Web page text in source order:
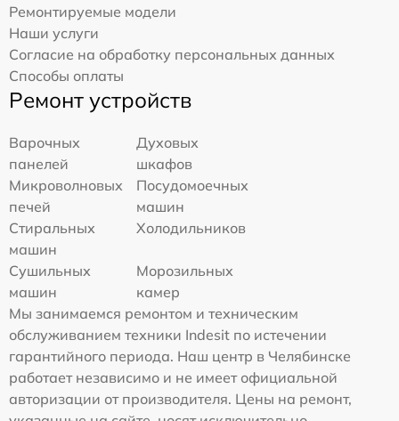
Ремонтируемые модели
Наши услуги
Согласие на обработку персональных данных
Способы оплаты
Ремонт устройств
Варочных
панелей
Духовых
шкафов
Микроволновых
печей
Посудомоечных
машин
Стиральных
машин
Холодильников
Сушильных
машин
Морозильных
камер
Мы занимаемся ремонтом и техническим
обслуживанием техники Indesit по истечении
гарантийного периода. Наш центр в Челябинске
работает независимо и не имеет официальной
авторизации от производителя. Цены на ремонт,